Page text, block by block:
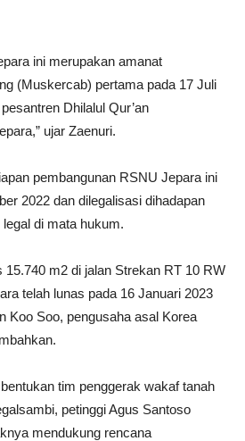
ini merupakan amanat
(Muskercab) pertama pada 17 Juli
Dhilalul Qur’an
ujar Zaenuri.
pembangunan RSNU Jepara ini
2022 dan dilegalisasi dihadapan
di mata hukum.
15.740 m2 di jalan Strekan RT 10 RW
telah lunas pada 16 Januari 2023
Koo Soo, pengusaha asal Korea
tim penggerak wakaf tanah
petinggi Agus Santoso
mendukung rencana